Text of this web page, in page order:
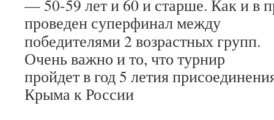
— 50-59 лет и 60 и старше. Как и в
проведен суперфиналмежду
победителями 2 возрастных групп.
Очень важно и то, что турнир
пройдет в год 5 летия
Крыма к России